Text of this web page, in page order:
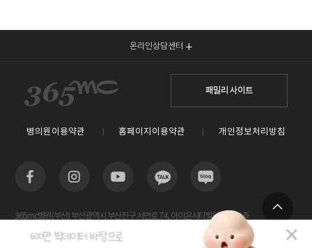
TOP
온라인상담센터
패밀리 사이트
병의원이용약관 홈페이지이용약관 개인정보처리방침
365mc병원(부산) 부산광역시 부산진구 서면로 74, 아이온시티빌딩 13~15층
사업자등록번호 : 605-26-86822 / 박윤찬, 김남철 / 대표전화번호 / 1577-3653